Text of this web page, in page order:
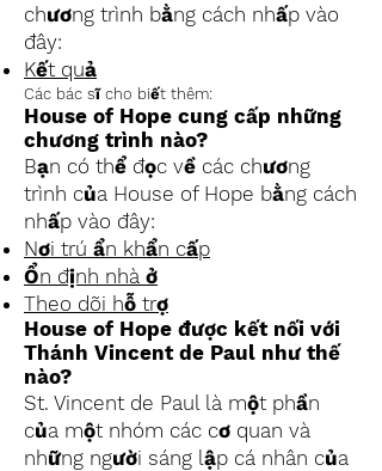
chương trình bằng cách nhấp vào
đây:
Kết quả
Các bác sĩ cho biết thêm:
House of Hope cung cấp những
chương trình nào?
Bạn có thể đọc về các chương
trình của House of Hope bằng cách
nhấp vào đây:
Nơi trú ẩn khẩn cấp
Ổn định nhà ở
Theo dõi hỗ trợ
House of Hope được kết nối với
Thánh Vincent de Paul như thế
nào?
St. Vincent de Paul là một phần
của một nhóm các cơ quan và
những người sáng lập cá nhân của